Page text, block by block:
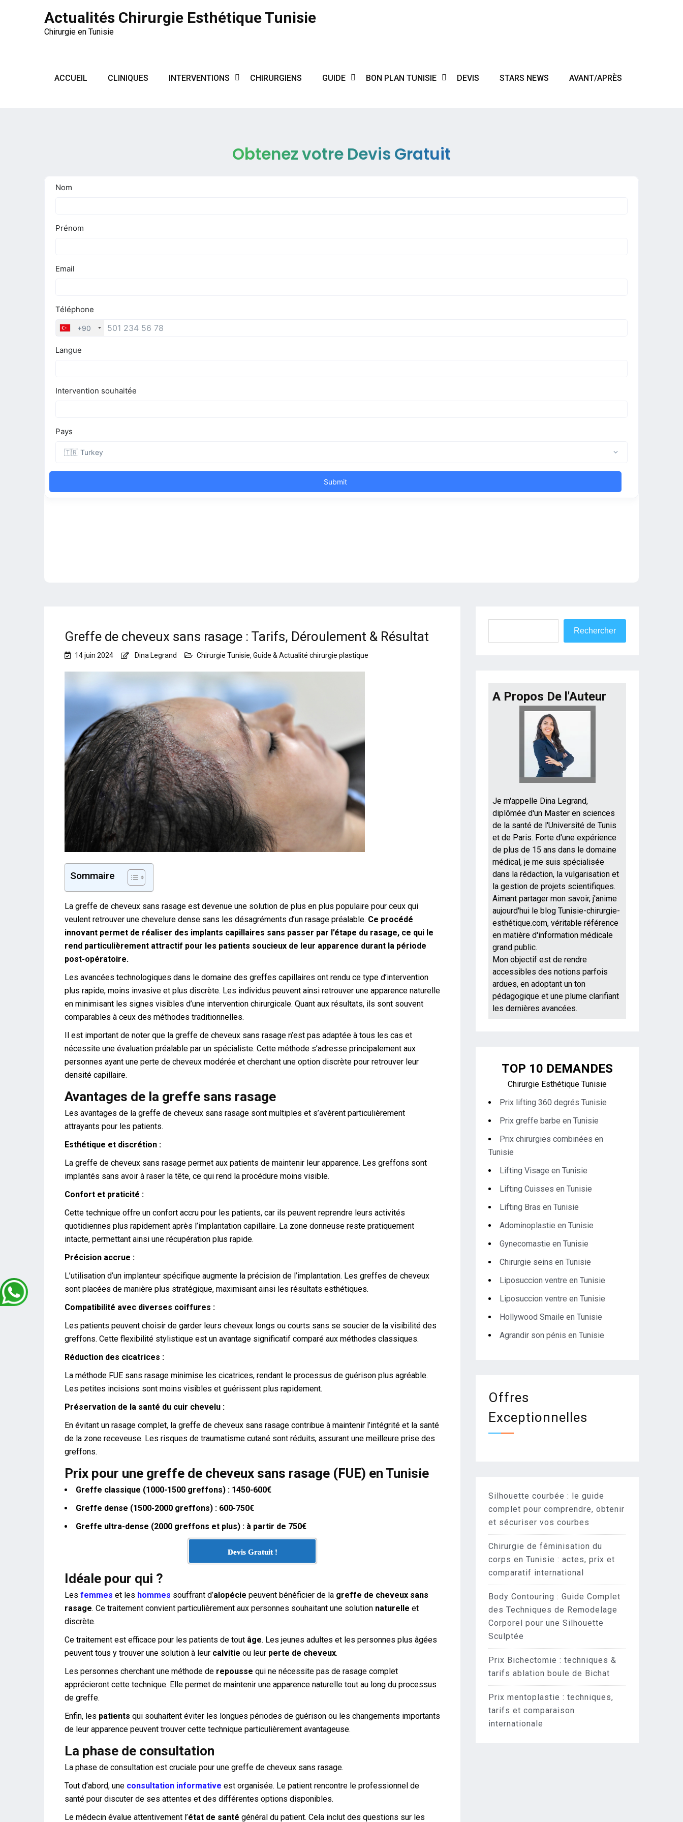
Actualités Chirurgie Esthétique Tunisie
Chirurgie en Tunisie
ACCUEIL CLINIQUES INTERVENTIONS CHIRURGIENS GUIDE BON PLAN TUNISIE DEVIS STARS NEWS AVANT/APRÈS
Obtenez votre Devis Gratuit
Greffe de cheveux sans rasage : Tarifs, Déroulement & Résultat
14 juin 2024 Dina Legrand Chirurgie Tunisie, Guide & Actualité chirurgie plastique
Sommaire
La greffe de cheveux sans rasage est devenue une solution de plus en plus populaire pour ceux qui
veulent retrouver une chevelure dense sans les désagréments d’un rasage préalable. Ce procédé
innovant permet de réaliser des implants capillaires sans passer par l’étape du rasage, ce qui le
rend particulièrement attractif pour les patients soucieux de leur apparence durant la période
post-opératoire.
Les avancées technologiques dans le domaine des greffes capillaires ont rendu ce type d’intervention
plus rapide, moins invasive et plus discrète. Les individus peuvent ainsi retrouver une apparence naturelle
en minimisant les signes visibles d’une intervention chirurgicale. Quant aux résultats, ils sont souvent
comparables à ceux des méthodes traditionnelles.
Il est important de noter que la greffe de cheveux sans rasage n’est pas adaptée à tous les cas et
nécessite une évaluation préalable par un spécialiste. Cette méthode s’adresse principalement aux
personnes ayant une perte de cheveux modérée et cherchant une option discrète pour retrouver leur
densité capillaire.
Avantages de la greffe sans rasage
Les avantages de la greffe de cheveux sans rasage sont multiples et s’avèrent particulièrement
attrayants pour les patients.
Esthétique et discrétion :
La greffe de cheveux sans rasage permet aux patients de maintenir leur apparence. Les greffons sont
implantés sans avoir à raser la tête, ce qui rend la procédure moins visible.
Confort et praticité :
Cette technique offre un confort accru pour les patients, car ils peuvent reprendre leurs activités
quotidiennes plus rapidement après l’implantation capillaire. La zone donneuse reste pratiquement
intacte, permettant ainsi une récupération plus rapide.
Précision accrue :
L’utilisation d’un implanteur spécifique augmente la précision de l’implantation. Les greffes de cheveux
sont placées de manière plus stratégique, maximisant ainsi les résultats esthétiques.
Compatibilité avec diverses coiffures :
Les patients peuvent choisir de garder leurs cheveux longs ou courts sans se soucier de la visibilité des
greffons. Cette flexibilité stylistique est un avantage significatif comparé aux méthodes classiques.
Réduction des cicatrices :
La méthode FUE sans rasage minimise les cicatrices, rendant le processus de guérison plus agréable.
Les petites incisions sont moins visibles et guérissent plus rapidement.
Préservation de la santé du cuir chevelu :
En évitant un rasage complet, la greffe de cheveux sans rasage contribue à maintenir l’intégrité et la santé
de la zone receveuse. Les risques de traumatisme cutané sont réduits, assurant une meilleure prise des
greffons.
Prix pour une greffe de cheveux sans rasage (FUE) en Tunisie
Greffe classique (1000-1500 greffons) : 1450-600€
Greffe dense (1500-2000 greffons) : 600-750€
Greffe ultra-dense (2000 greffons et plus) : à partir de 750€
Devis Gratuit !
Idéale pour qui ?
Les femmes et les hommes souffrant d’alopécie peuvent bénéficier de la greffe de cheveux sans
rasage. Ce traitement convient particulièrement aux personnes souhaitant une solution naturelle et
discrète.
Ce traitement est efficace pour les patients de tout âge. Les jeunes adultes et les personnes plus âgées
peuvent tous y trouver une solution à leur calvitie ou leur perte de cheveux.
Les personnes cherchant une méthode de repousse qui ne nécessite pas de rasage complet
apprécieront cette technique. Elle permet de maintenir une apparence naturelle tout au long du processus
de greffe.
Enfin, les patients qui souhaitent éviter les longues périodes de guérison ou les changements importants
de leur apparence peuvent trouver cette technique particulièrement avantageuse.
La phase de consultation
La phase de consultation est cruciale pour une greffe de cheveux sans rasage.
Tout d’abord, une consultation informative est organisée. Le patient rencontre le professionnel de
santé pour discuter de ses attentes et des différentes options disponibles.
Le médecin évalue attentivement l’état de santé général du patient. Cela inclut des questions sur les
Rechercher
A Propos De l'Auteur
Je m'appelle Dina Legrand,
diplômée d'un Master en sciences
de la santé de l'Université de Tunis
et de Paris. Forte d'une expérience
de plus de 15 ans dans le domaine
médical, je me suis spécialisée
dans la rédaction, la vulgarisation et
la gestion de projets scientifiques.
Aimant partager mon savoir, j'anime
aujourd'hui le blog Tunisie-chirurgie-
esthétique.com, véritable référence
en matière d'information médicale
grand public.
Mon objectif est de rendre
accessibles des notions parfois
ardues, en adoptant un ton
pédagogique et une plume clarifiant
les dernières avancées.
TOP 10 DEMANDES
Chirurgie Esthétique Tunisie
Prix lifting 360 degrés Tunisie
Prix greffe barbe en Tunisie
Prix chirurgies combinées en
Tunisie
Lifting Visage en Tunisie
Lifting Cuisses en Tunisie
Lifting Bras en Tunisie
Adominoplastie en Tunisie
Gynecomastie en Tunisie
Chirurgie seins en Tunisie
Liposuccion ventre en Tunisie
Liposuccion ventre en Tunisie
Hollywood Smaile en Tunisie
Agrandir son pénis en Tunisie
Offres
Exceptionnelles
Silhouette courbée : le guide
complet pour comprendre, obtenir
et sécuriser vos courbes
Chirurgie de féminisation du
corps en Tunisie : actes, prix et
comparatif international
Body Contouring : Guide Complet
des Techniques de Remodelage
Corporel pour une Silhouette
Sculptée
Prix Bichectomie : techniques &
tarifs ablation boule de Bichat
Prix mentoplastie : techniques,
tarifs et comparaison
internationale